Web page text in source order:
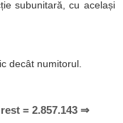
subunitară, cu același
decât numitorul.
rest = 2.857.143 ⇒